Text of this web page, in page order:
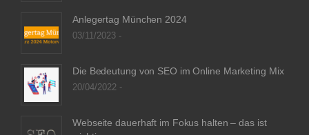
Anlegertag München 2024
03/11/2023 -
Die Bedeutung von SEO im Online Marketing Mix
20/04/2022 -
Webseite dauerhaft im Fokus halten – das ist